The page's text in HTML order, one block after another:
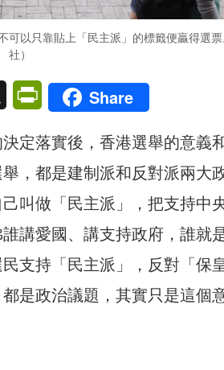
可以只靠貼上「民主派」的標籤便贏得選
社）
X PrintFriendly
Share
定落實後，香港選舉的意義
，都是建制派和反對派兩大
叫做「民主派」，把支持中
講愛國、講支持政府，誰就
支持「民主派」，反對「保皇
是政治議題，其實只是這個意